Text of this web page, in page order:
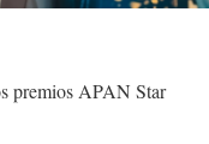
premios APAN Star